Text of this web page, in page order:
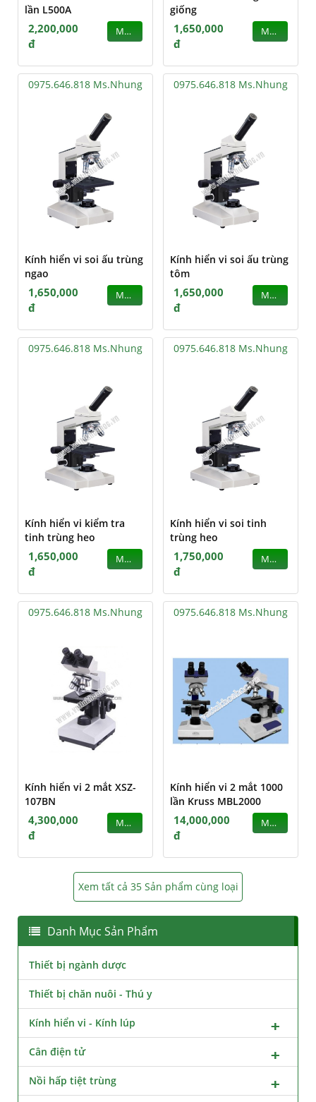
lần L500A
2,200,000
đ
MUA
giống
1,650,000
đ
MUA
0975.646.818 Ms.Nhung
Kính hiển vi soi ấu trùng
ngao
1,650,000
đ
MUA
0975.646.818 Ms.Nhung
Kính hiển vi soi ấu trùng
tôm
1,650,000
đ
MUA
0975.646.818 Ms.Nhung
Kính hiển vi kiểm tra
tinh trùng heo
1,650,000
đ
MUA
0975.646.818 Ms.Nhung
Kính hiển vi soi tinh
trùng heo
1,750,000
đ
MUA
0975.646.818 Ms.Nhung
Kính hiển vi 2 mắt XSZ-
107BN
4,300,000
đ
MUA
0975.646.818 Ms.Nhung
Kính hiển vi 2 mắt 1000
lần Kruss MBL2000
14,000,000
đ
MUA
Xem tất cả 35 Sản phẩm cùng loại
Danh Mục Sản Phẩm
Thiết bị ngành dược
Thiết bị chăn nuôi - Thú y
Kính hiển vi - Kính lúp
Cân điện tử
Nồi hấp tiệt trùng